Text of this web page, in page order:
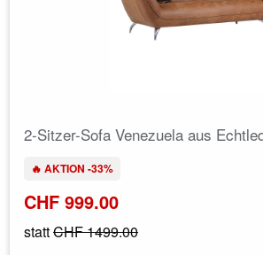
2-Sitzer-Sofa Venezuela aus
🔥 AKTION -33%
CHF 999.00
stattCHF 1499.00